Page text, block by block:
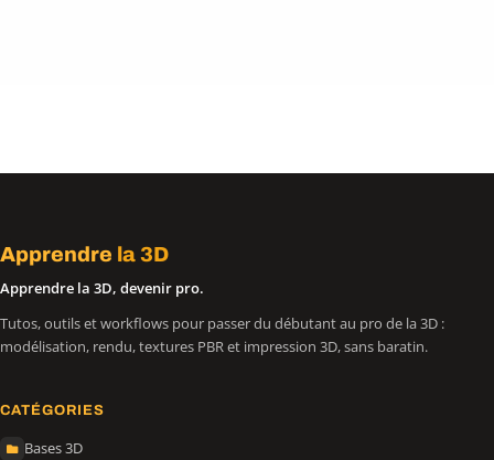
Apprendre la 3D
Apprendre la 3D, devenir pro.
Tutos, outils et workflows pour passer du débutant au pro de la 3D :
modélisation, rendu, textures PBR et impression 3D, sans baratin.
CATÉGORIES
Bases 3D